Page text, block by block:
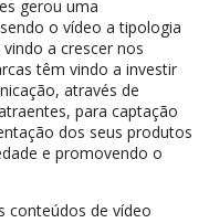
gerou uma
o vídeo a tipologia
a crescer nos
têm vindo a investir
através de
para captação
dos seus produtos
e promovendo o
conteúdos de vídeo